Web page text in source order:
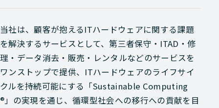
当社は、顧客が抱えるITハードウェアに関する課題
を解決するサービスとして、第三者保守・ITAD・修
理・データ消去・販売・レンタルなどのサービスを
ワンストップで提供、ITハードウェアのライフサイ
クルを持続可能にする「Sustainable Computing
®」の実現を通じ、循環型社会への移行への貢献を目